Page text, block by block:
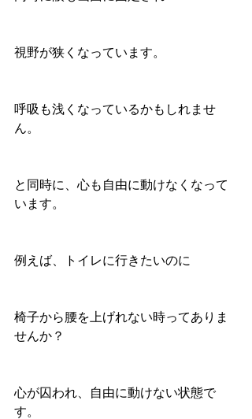
視野が狭くなっています。
呼吸も浅くなっているかもしれませ
ん。
と同時に、心も自由に動けなくなって
います。
例えば、トイレに行きたいのに
椅子から腰を上げれない時ってありま
せんか？
心が囚われ、自由に動けない状態で
す。